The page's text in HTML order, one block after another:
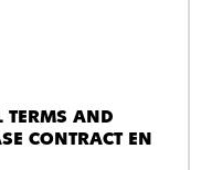
TERMS AND
CONTRACT EN